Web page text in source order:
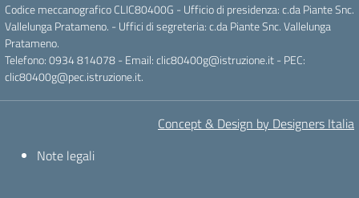
Codice meccanografico CLIC80400G - Ufficio di presidenza: c.da Piante Snc.
Vallelunga Pratameno. - Uffici di segreteria: c.da Piante Snc. Vallelunga
Pratameno.
Telefono: 0934 814078 - Email: clic80400g@istruzione.it - PEC:
clic80400g@pec.istruzione.it.
Concept & Design by Designers Italia
Note legali